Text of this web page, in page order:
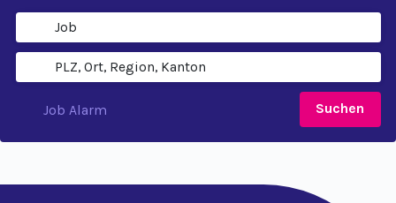
Suchen
Job Alarm